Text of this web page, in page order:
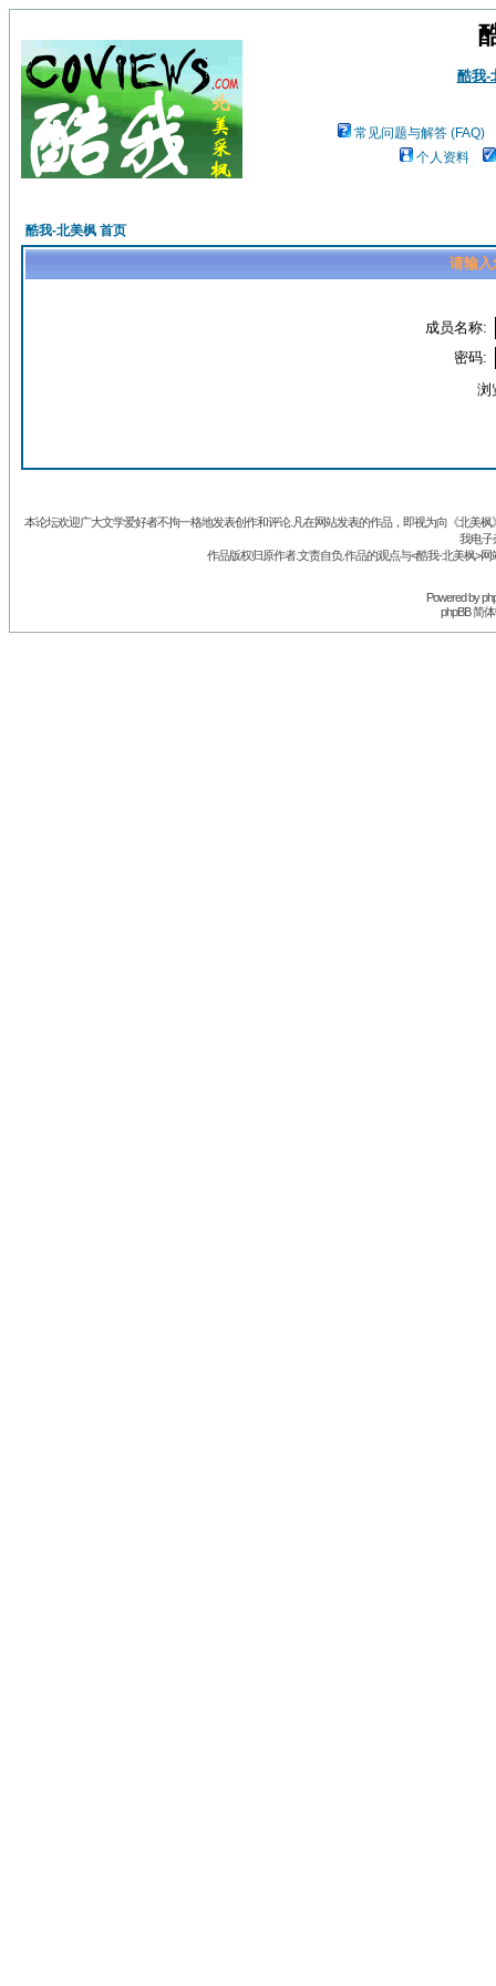
酷我-
常见问题与解答 (FAQ)
个人资料
酷我-北美枫 首页
请输入
成员名称:
密码:
浏
本论坛欢迎广大文学爱好者不拘一格地发表创作和评论.凡在网站发表的作品，即视为向《北美
我电子
作品版权归原作者.文责自负.作品的观点与<酷我-北美枫>
Powered by
phpBB 简